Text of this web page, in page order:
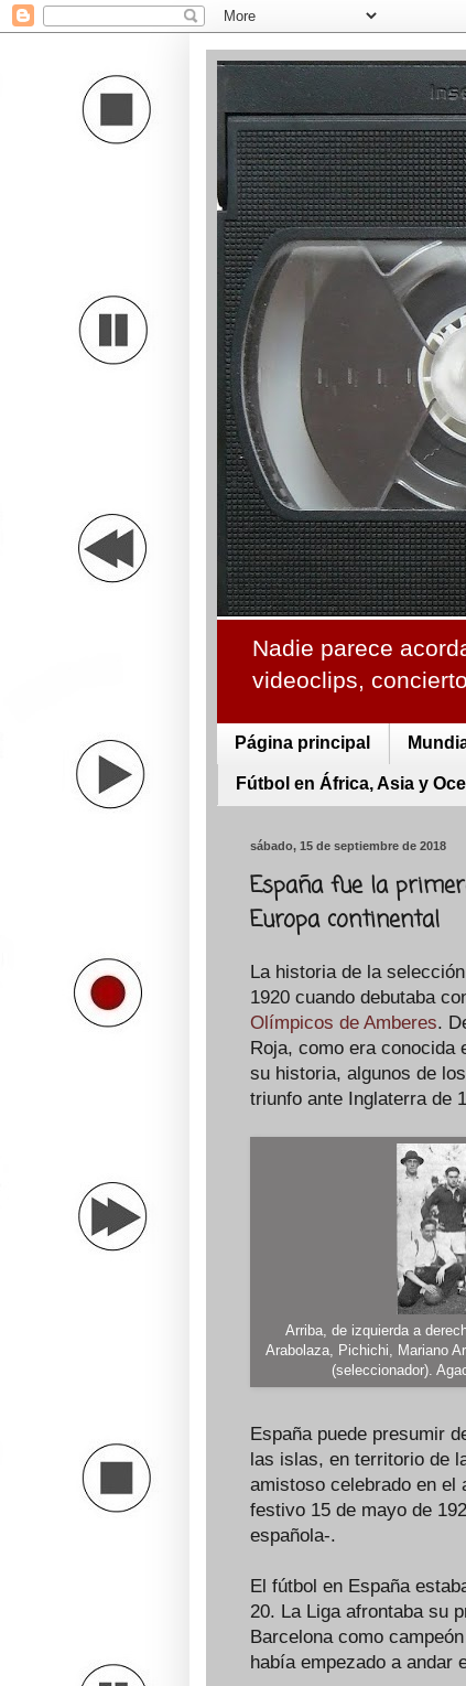
Nadie parece
videoclips,
Página principal
Fútbol en África, Asia y
sábado, 15 de septiembre de 2018
España fue la
Europa continental
La historia de la
1920 cuando debutaba
Olímpicos de Amberes.
Roja, como era conocida
su historia, algunos de
triunfo ante Inglaterra de
Arriba, de izquierda a
Arabolaza, Pichichi, Mariano
(seleccionador).
España puede presumir
las islas, en territorio de
amistoso celebrado en el
festivo 15 de mayo de
española-.
El fútbol en España
20. La Liga afrontaba su
Barcelona como
había empezado a andar